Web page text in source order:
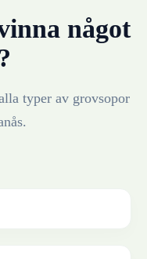
något
typer av grovsopor
.